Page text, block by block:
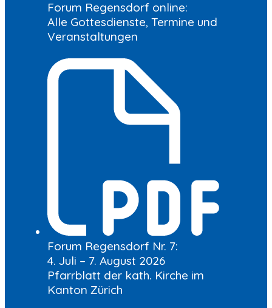
Forum Regensdorf online:
Alle Gottesdienste, Termine und
Veranstaltungen
Forum Regensdorf Nr. 7:
4. Juli – 7. August 2026
Pfarrblatt der kath. Kirche im
Kanton Zürich